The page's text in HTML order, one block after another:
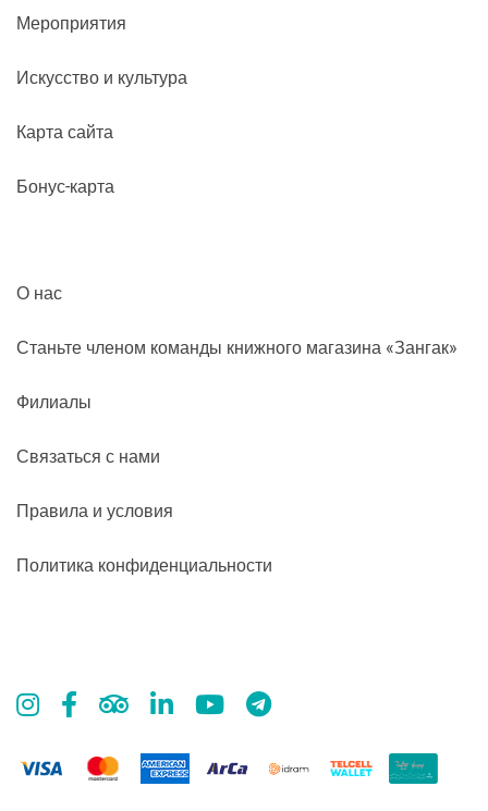
Мероприятия
Искусство и культура
Карта сайта
Бонус-карта
О нас
Станьте членом команды книжного магазина «Зангак»
Филиалы
Связаться с нами
Правила и условия
Политика конфиденциальности